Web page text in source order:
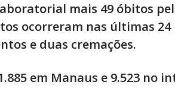
mais 49 óbitos
ocorreram nas últimas 24
e duas cremações.
em Manaus e 9.523 no